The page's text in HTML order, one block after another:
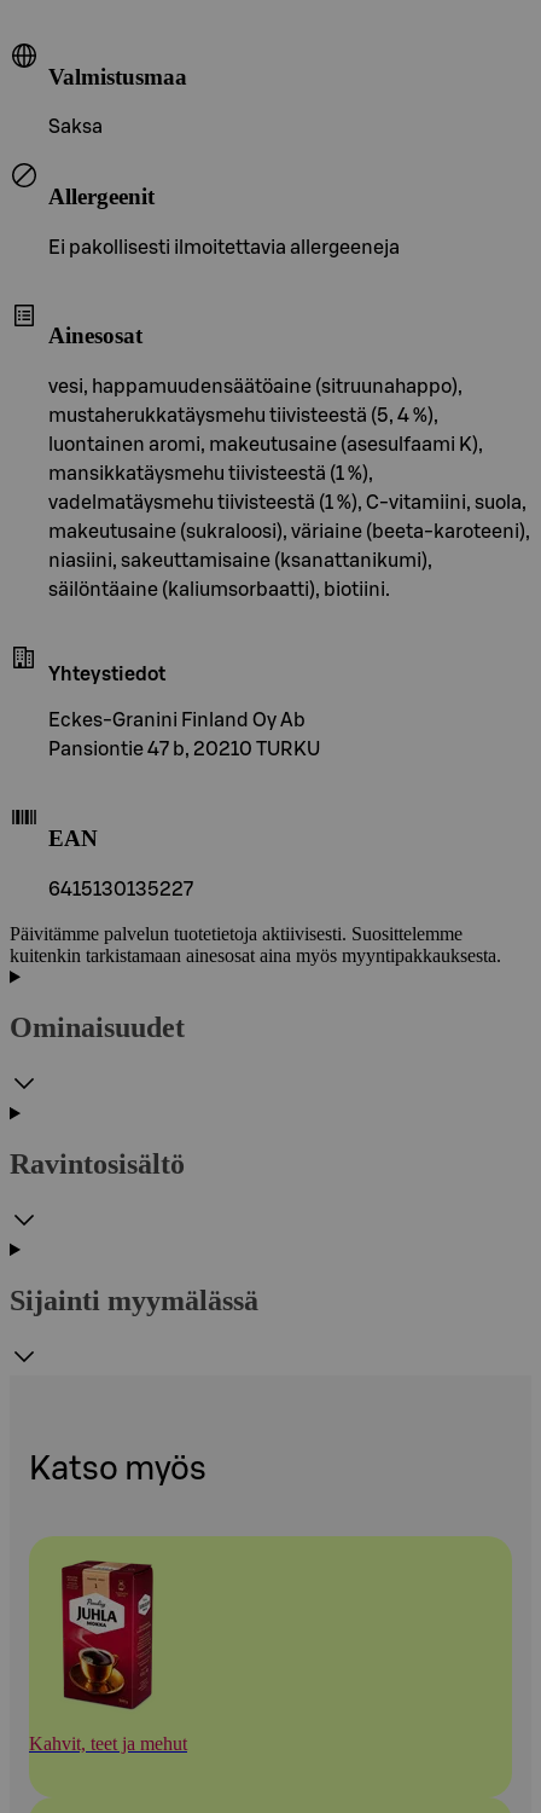
Valmistusmaa
Saksa
Allergeenit
Ei pakollisesti ilmoitettavia allergeeneja
Ainesosat
vesi, happamuudensäätöaine (sitruunahappo),
mustaherukkatäysmehu tiivisteestä (5, 4 %),
luontainen aromi, makeutusaine (asesulfaami K),
mansikkatäysmehu tiivisteestä (1 %),
vadelmatäysmehu tiivisteestä (1 %), C-vitamiini, suola,
makeutusaine (sukraloosi), väriaine (beeta-karoteeni),
niasiini, sakeuttamisaine (ksanattanikumi),
säilöntäaine (kaliumsorbaatti), biotiini.
Yhteystiedot
Eckes-Granini Finland Oy Ab
Pansiontie 47 b, 20210 TURKU
EAN
6415130135227
Päivitämme palvelun tuotetietoja aktiivisesti. Suosittelemme
kuitenkin tarkistamaan ainesosat aina myös myyntipakkauksesta.
Ominaisuudet
Ravintosisältö
Sijainti myymälässä
Katso myös
Kahvit, teet ja mehut